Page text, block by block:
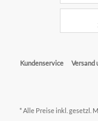
Kundenservice Versand
* Alle Preise inkl. gesetzl.